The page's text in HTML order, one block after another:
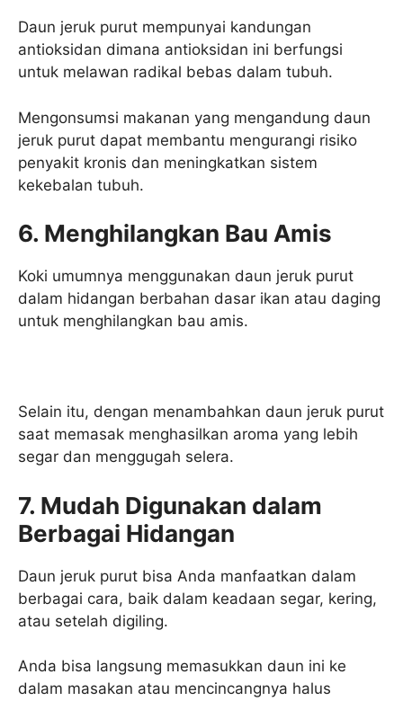
Daun jeruk purut mempunyai kandungan
antioksidan dimana antioksidan ini berfungsi
untuk melawan radikal bebas dalam tubuh.
Mengonsumsi makanan yang mengandung daun
jeruk purut dapat membantu mengurangi risiko
penyakit kronis dan meningkatkan sistem
kekebalan tubuh.
6. Menghilangkan Bau Amis
Koki umumnya menggunakan daun jeruk purut
dalam hidangan berbahan dasar ikan atau daging
untuk menghilangkan bau amis.
Selain itu, dengan menambahkan daun jeruk purut
saat memasak menghasilkan aroma yang lebih
segar dan menggugah selera.
7. Mudah Digunakan dalam
Berbagai Hidangan
Daun jeruk purut bisa Anda manfaatkan dalam
berbagai cara, baik dalam keadaan segar, kering,
atau setelah digiling.
Anda bisa langsung memasukkan daun ini ke
dalam masakan atau mencincangnya halus